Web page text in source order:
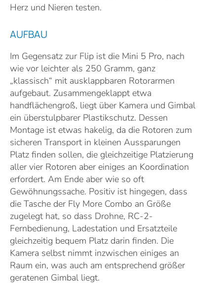
Herz und Nieren testen.
AUFBAU
Im Gegensatz zur Flip ist die Mini 5 Pro, nach
wie vor leichter als 250 Gramm, ganz
„klassisch“ mit ausklappbaren Rotorarmen
aufgebaut. Zusammengeklappt etwa
handflächengroß, liegt über Kamera und Gimbal
ein überstulpbarer Plastikschutz. Dessen
Montage ist etwas hakelig, da die Rotoren zum
sicheren Transport in kleinen Aussparungen
Platz finden sollen, die gleichzeitige Platzierung
aller vier Rotoren aber einiges an Koordination
erfordert. Am Ende aber wie so oft
Gewöhnungssache. Positiv ist hingegen, dass
die Tasche der Fly More Combo an Größe
zugelegt hat, so dass Drohne, RC-2-
Fernbedienung, Ladestation und Ersatzteile
gleichzeitig bequem Platz darin finden. Die
Kamera selbst nimmt inzwischen einiges an
Raum ein, was auch am entsprechend größer
geratenen Gimbal liegt.